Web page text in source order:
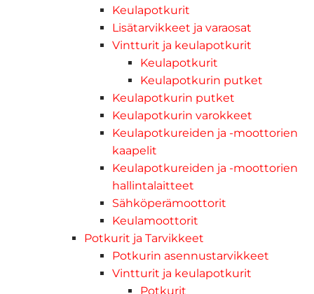
Keulapotkurit
Lisätarvikkeet ja varaosat
Vintturit ja keulapotkurit
Keulapotkurit
Keulapotkurin putket
Keulapotkurin putket
Keulapotkurin varokkeet
Keulapotkureiden ja -moottorien
kaapelit
Keulapotkureiden ja -moottorien
hallintalaitteet
Sähköperämoottorit
Keulamoottorit
Potkurit ja Tarvikkeet
Potkurin asennustarvikkeet
Vintturit ja keulapotkurit
Potkurit